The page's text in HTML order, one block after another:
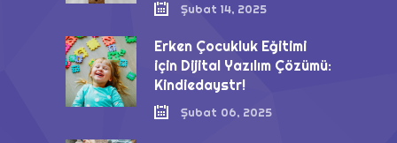
Şubat 14, 2025
Erken Çocukluk Eğitimi
için Dijital Yazılım Çözümü:
Kindiedaystr!
Şubat 06, 2025